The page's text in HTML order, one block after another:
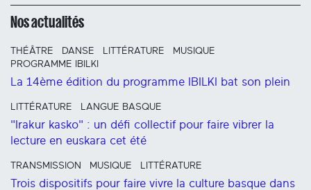
Nos actualités
THÉÂTRE DANSE LITTÉRATURE
MUSIQUE
PROGRAMME IBILKI
La 14ème édition du programme IBILKI bat son plein
LITTÉRATURE LANGUE BASQUE
"Irakur kasko" : un défi collectif pour faire vibrer la
lecture en euskara cet été
TRANSMISSION MUSIQUE LITTÉRATURE
Trois dispositifs pour faire vivre la culture basque dans